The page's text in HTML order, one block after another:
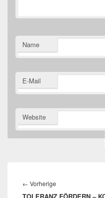
Name
E-Mail
Website
← Vorherige
Beitrag: